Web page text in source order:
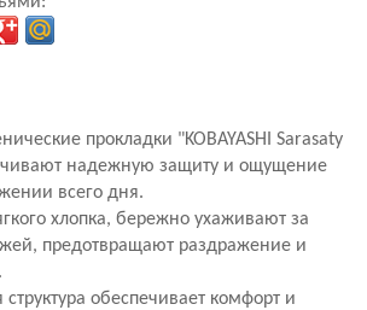
прокладки "KOBAYASHI Sarasaty
надежную защиту и ощущение
всего дня.
хлопка, бережно ухаживают за
предотвращают раздражение и
обеспечивает комфорт и